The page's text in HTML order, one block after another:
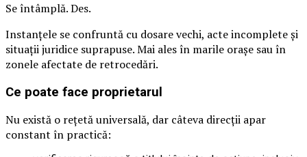
Se întâmplă. Des.
Instanțele se confruntă cu dosare vechi, acte incomplete și
situații juridice suprapuse. Mai ales în marile orașe sau în
zonele afectate de retrocedări.
Ce poate face proprietarul
Nu există o rețetă universală, dar câteva direcții apar
constant în practică: